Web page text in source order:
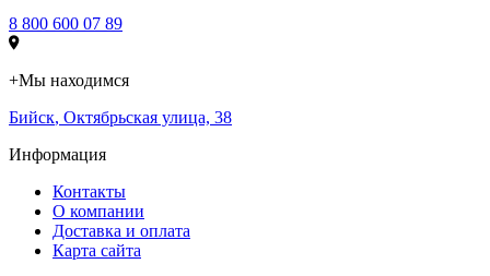
8 800 600 07 89
+Мы находимся
Бийск, Октябрьская улица, 38
Информация
Контакты
О компании
Доставка и оплата
Карта сайта